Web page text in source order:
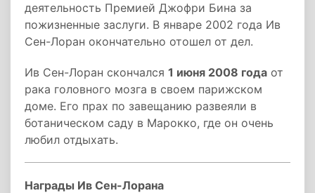
деятельность Премией Джофри Бина за
пожизненные заслуги. В январе 2002 года Ив
Сен-Лоран окончательно отошел от дел.
Ив Сен-Лоран скончался 1 июня 2008 года от
рака головного мозга в своем парижском
доме. Его прах по завещанию развеяли в
ботаническом саду в Марокко, где он очень
любил отдыхать.
Награды Ив Сен-Лорана